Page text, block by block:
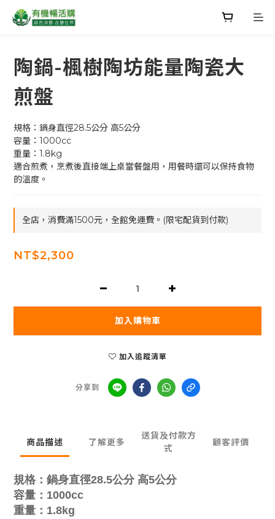
陶鍋-楓樹陶坊能量陶瓷大
煎盤
規格：鍋身直徑28.5公分 高5公分
容量：1000cc
重量：1.8kg
適合煎煮，烹煮後直接端上桌當餐盤用，用餐時還可以保持食物
的溫度。
全店，消費滿1500元，全館免運費。(限宅配貨到付款)
NT$2,300
加入購物車
加入追蹤清單
分享到
商品描述 了解更多
送貨及付款方
式
顧客評價
規格：鍋身直徑28.5公分 高5公分
容量：1000cc
重量：1.8kg